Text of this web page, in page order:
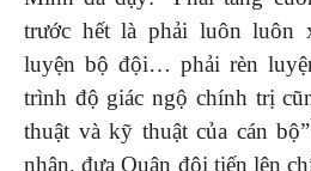
trước hết là phải luôn luôn
luyện bộ đội… phải rèn
trình độ giác ngộ chính trị
thuật và kỹ thuật của cán bộ”
nhân, đưa Quân đội tiến lên